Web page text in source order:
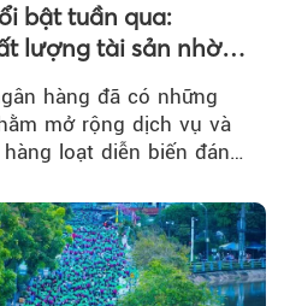
bật tuần qua:
lượng tài sản nhờ
nghệ
hàng đã có những
mở rộng dịch vụ và
loạt diễn biến đáng